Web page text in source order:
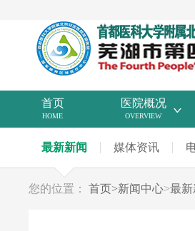
首页
HOME
医院概况
OVERVIEW
最新新闻 媒体资讯
您的位置： 首页>新闻中心>最新